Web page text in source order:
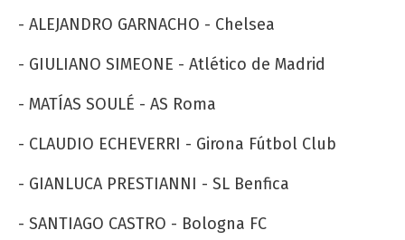
- ALEJANDRO GARNACHO - Chelsea
- GIULIANO SIMEONE - Atlético de Madrid
- MATÍAS SOULÉ - AS Roma
- CLAUDIO ECHEVERRI - Girona Fútbol Club
- GIANLUCA PRESTIANNI - SL Benfica
- SANTIAGO CASTRO - Bologna FC